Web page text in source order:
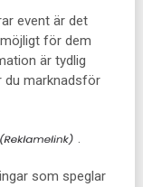
event är det
för dem
är tydlig
du marknadsför
.
som speglar